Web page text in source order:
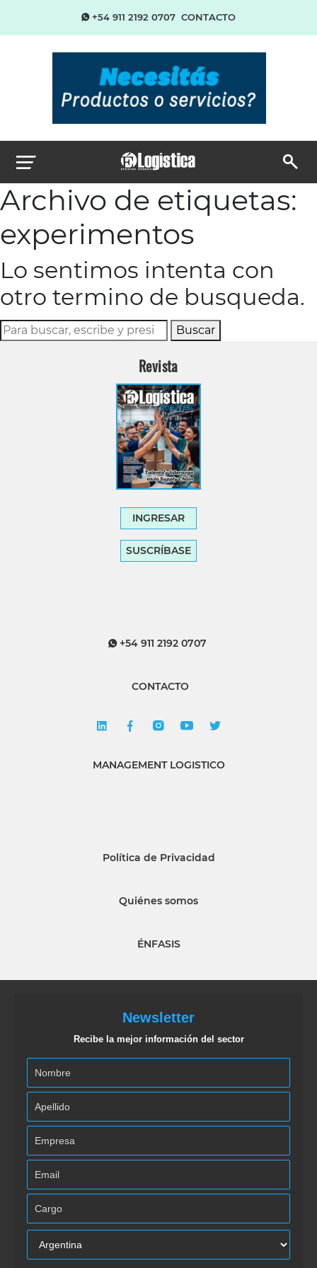
+54 911 2192 0707 CONTACTO
Archivo de etiquetas:
experimentos
Lo sentimos intenta con
otro termino de busqueda.
Buscar
Revista
INGRESAR
SUSCRÍBASE
+54 911 2192 0707
CONTACTO
MANAGEMENT LOGISTICO
Política de Privacidad
Quiénes somos
ÉNFASIS
Newsletter
Recibe la mejor información del sector